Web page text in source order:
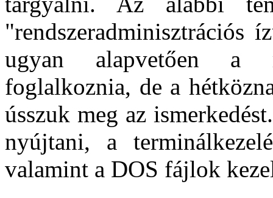
"rendszeradminisztrációs
ugyan alapvetően a
foglalkoznia, de a
ússzuk meg az
nyújtani, a
valamint a DOS fájlok